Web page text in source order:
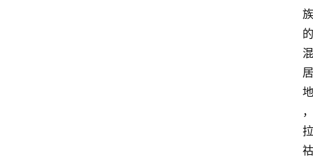
族
的
混
居
地
，
拉
祜